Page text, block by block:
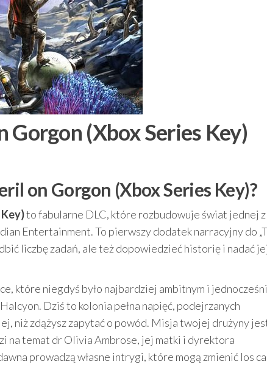
(Xbox Series Key)
on Gorgon (Xbox Series Key)?
to fabularne DLC, które rozbudowuje świat jednej z
Entertainment. To pierwszy dodatek narracyjny do
liczbę zadań, ale też dopowiedzieć historię i nadać jej
które niegdyś było najbardziej ambitnym i
Dziś to kolonia pełna napięć, podejrzanych
niż zdążysz zapytać o powód. Misja twojej drużyny
na temat dr Olivia Ambrose, jej matki i dyrektora
prowadzą własne intrygi, które mogą zmienić los